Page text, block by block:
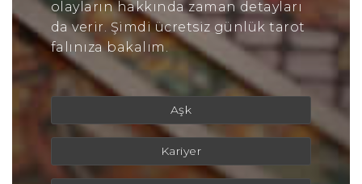
olayların hakkında zaman detayları
da verir. Şimdi ücretsiz günlük tarot
falınıza bakalım.
Aşk
Kariyer